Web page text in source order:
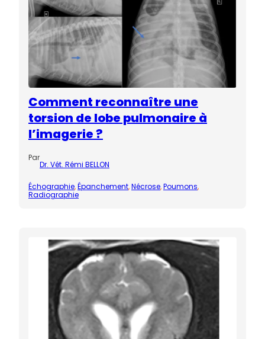
Comment reconnaître une
torsion de lobe pulmonaire à
l’imagerie ?
Par
Dr. Vét. Rémi BELLON
Échographie, Épanchement, Nécrose, Poumons,
Radiographie